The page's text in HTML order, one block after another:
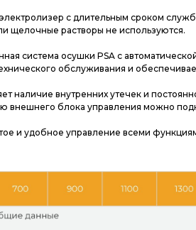
с длительным сроком
щелочные растворы не используются.
система осушки PSA с
обслуживания и
наличие внутренних утечек и
внешнего блока управления можно
и удобное управление всеми